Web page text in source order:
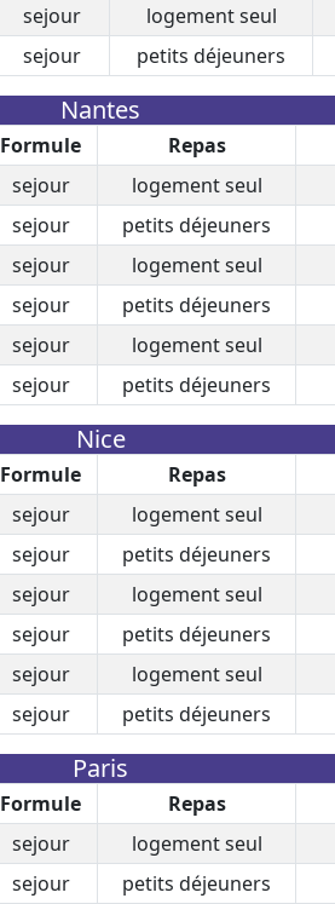
sejour logement seul
sejour petits déjeuners
Nantes
Formule Repas
sejour logement seul
sejour petits déjeuners
sejour logement seul
sejour petits déjeuners
sejour logement seul
sejour petits déjeuners
Nice
Formule Repas
sejour logement seul
sejour petits déjeuners
sejour logement seul
sejour petits déjeuners
sejour logement seul
sejour petits déjeuners
Paris
Formule Repas
sejour logement seul
sejour petits déjeuners